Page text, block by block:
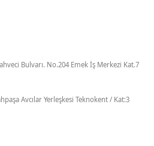
Bulvarı. No.204 Emek İş Merkezi Kat.7
Avcılar Yerleşkesi Teknokent / Kat:3